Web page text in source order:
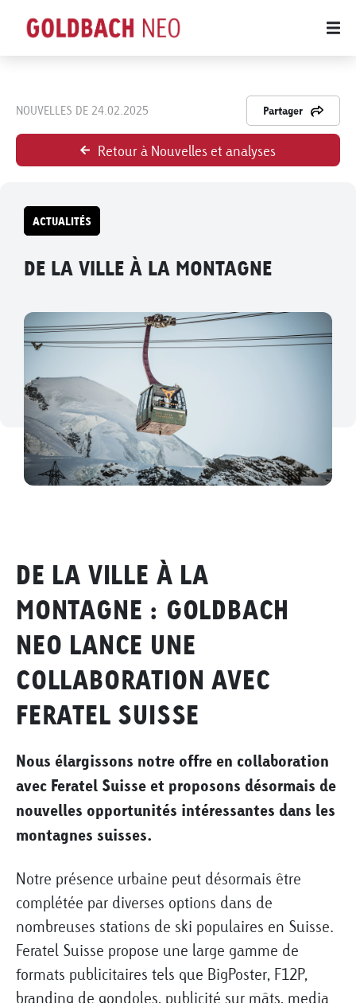
NOUVELLES DE 24.02.2025 Partager
Retour à Nouvelles et analyses
ACTUALITÉS
DE LA VILLE À LA MONTAGNE
DE LA VILLE À LA
MONTAGNE : GOLDBACH
NEO LANCE UNE
COLLABORATION AVEC
FERATEL SUISSE
Nous élargissons notre offre en collaboration
avec Feratel Suisse et proposons désormais de
nouvelles opportunités intéressantes dans les
montagnes suisses.
Notre présence urbaine peut désormais être
complétée par diverses options dans de
nombreuses stations de ski populaires en Suisse.
Feratel Suisse propose une large gamme de
formats publicitaires tels que BigPoster, F12P,
branding de gondoles, publicité sur mâts, media